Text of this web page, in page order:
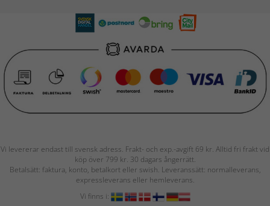
Vi levererar endast till svensk adress. Frakt- och exp.-avgift 69 kr. Alltid fri frakt vid
köp över 799 kr. 30 dagars ångerrätt.
Betalsätt: faktura, konto, betalkort eller swish. Leveranssätt: normalleverans,
expressleverans eller hemleverans.
Vi finns i: